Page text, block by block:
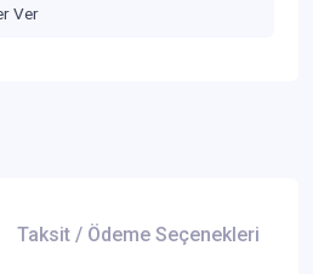
Ver
Taksit / Ödeme Seçenekleri